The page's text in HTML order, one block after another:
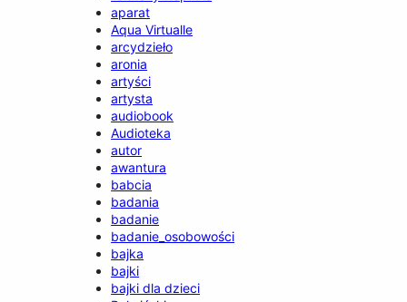
aparat
Aqua Virtualle
arcydzieło
aronia
artyści
artysta
audiobook
Audioteka
autor
awantura
babcia
badania
badanie
badanie_osobowości
bajka
bajki
bajki dla dzieci